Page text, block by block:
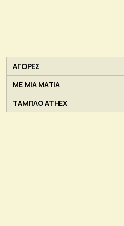
ΑΓΟΡΕΣ
ΜΕ ΜΙΑ ΜΑΤΙΑ
ΤΑΜΠΛΟ ATHEX